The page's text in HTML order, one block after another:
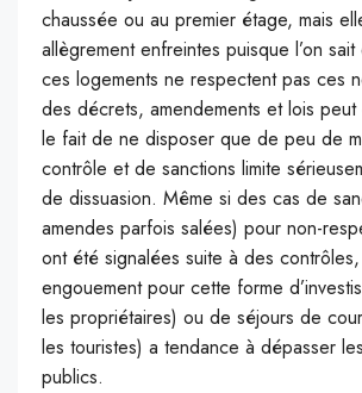
chaussée ou au premier étage, mais
allègrement enfreintes puisque l’on
ces logements ne respectent pas ces
des décrets, amendements et lois peut
le fait de ne disposer que de peu de
contrôle et de sanctions limite
de dissuasion. Même si des cas de
amendes parfois salées) pour non-
ont été signalées suite à des contrôles,
engouement pour cette forme
les propriétaires) ou de séjours de
les touristes) a tendance à dépasser
publics.